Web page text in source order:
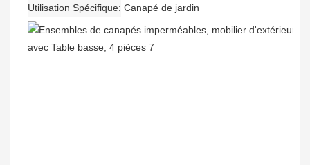
Utilisation Spécifique Canapé de jardin